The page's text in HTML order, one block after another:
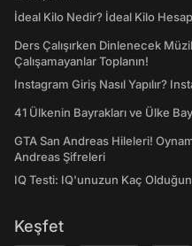
İdeal Kilo Nedir? İdeal Kilo
Ders Çalışırken Dinlenecek
Çalışamayanlar Toplanın!
Instagram Giriş Nasıl Yapılır?
41 Ülkenin Bayrakları ve Ülke
GTA San Andreas Hileleri!
Andreas Şifreleri
IQ Testi: IQ'unuzun Kaç
Keşfet